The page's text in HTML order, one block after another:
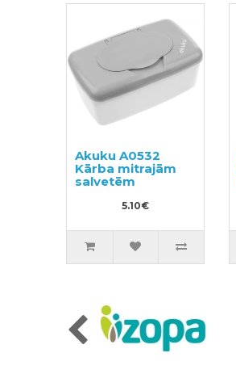
Akuku A0532
Kārba mitrajām
salvetēm
5.10€